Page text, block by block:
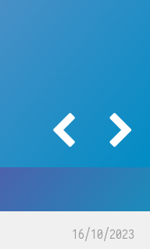
16/10/2023